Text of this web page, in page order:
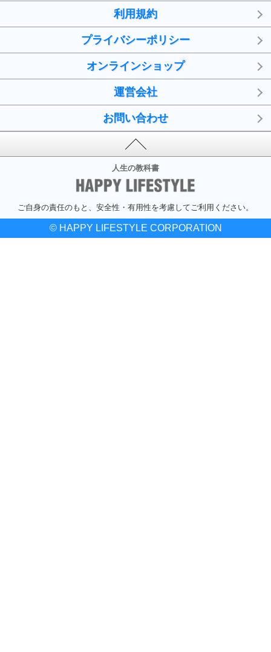
利用規約
プライバシーポリシー
オンラインショップ
運営会社
お問い合わせ
人生の教科書
ご自身の責任のもと、安全性・有用性を考慮してご利用ください。
© HAPPY LIFESTYLE CORPORATION